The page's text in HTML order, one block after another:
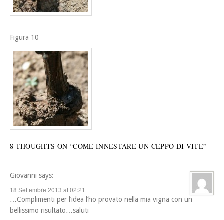
Figura 10
8 THOUGHTS ON “COME INNESTARE UN CEPPO DI VITE”
Giovanni says:
18 Settembre 2013 at 02:21
…Complimenti per l’idea l’ho provato nella mia vigna con un
bellissimo risultato…saluti